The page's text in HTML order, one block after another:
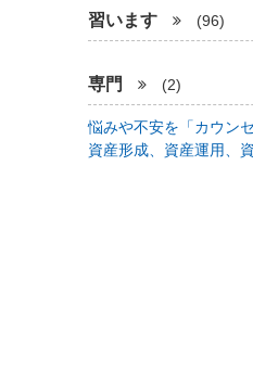
習います (96)
専門 (2)
悩みや不安を「カウン
資産形成、資産運用、